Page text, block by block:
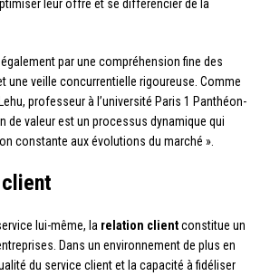
leur offre et se différencier de la
par une compréhension fine des
une veille concurrentielle rigoureuse. Comme
professeur à l’université Paris 1 Panthéon-
de valeur est un processus dynamique qui
constante aux évolutions du marché ».
lui-même, la relation clientconstitue un
Dans un environnement de plus en
du service client et la capacité à fidéliser